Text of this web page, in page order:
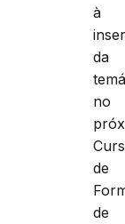
à
da
no
de
de